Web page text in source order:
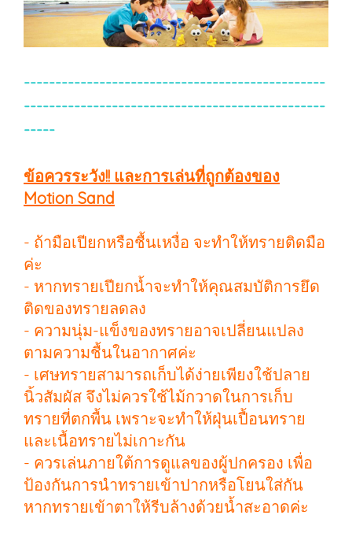
------------------------------------------------
------------------------------------------------
-----
ข้อควรระวัง!! และการเล่นที่ถูกต้องของ
Motion Sand
- ถ้ามือเปียกหรือชื้นเหงื่อ จะทำให้ทรายติดมือ
ค่ะ
- หากทรายเปียกน้ำจะทำให้คุณสมบัติการยึด
ติดของทรายลดลง
- ความนุ่ม-แข็งของทรายอาจเปลี่ยนแปลง
ตามความชื้นในอากาศค่ะ
- เศษทรายสามารถเก็บได้ง่ายเพียงใช้ปลาย
นิ้วสัมผัส จึงไม่ควรใช้ไม้กวาดในการเก็บ
ทรายที่ตกพื้น เพราะจะทำให้ฝุ่นเปื้อนทราย
และเนื้อทรายไม่เกาะกัน
- ควรเล่นภายใต้การดูแลของผู้ปกครอง เพื่อ
ป้องกันการนำทรายเข้าปากหรือโยนใส่กัน
หากทรายเข้าตาให้รีบล้างด้วยน้ำสะอาดค่ะ